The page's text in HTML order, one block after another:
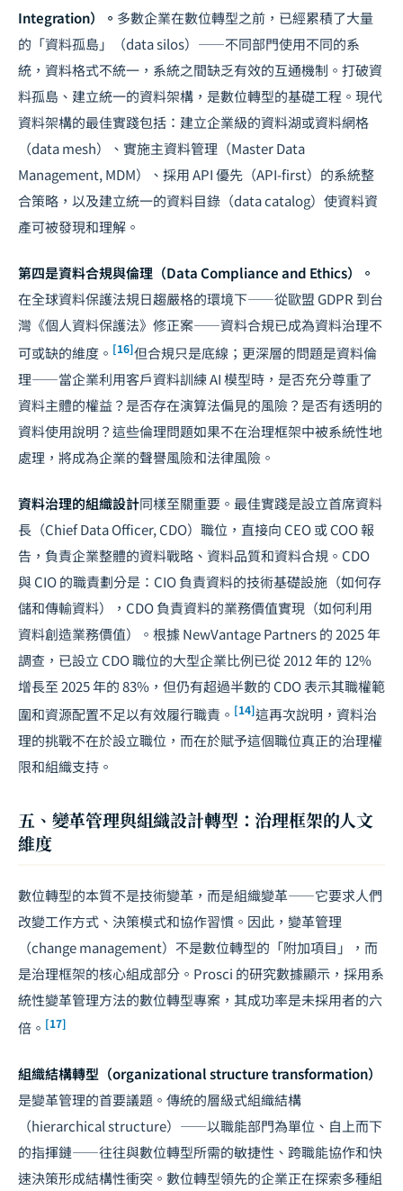
Integration）。 多數企業在數位轉型之前，已經累積了大量
的「資料孤島」（data silos）——不同部門使用不同的系
統，資料格式不統一，系統之間缺乏有效的互通機制。打破資
料孤島、建立統一的資料架構，是數位轉型的基礎工程。現代
資料架構的最佳實踐包括：建立企業級的資料湖或資料網格
（data mesh）、實施主資料管理（Master Data
Management, MDM）、採用 API 優先（API-first）的系統整
合策略，以及建立統一的資料目錄（data catalog）使資料資
產可被發現和理解。
第四是資料合規與倫理（Data Compliance and Ethics）。
在全球資料保護法規日趨嚴格的環境下——從歐盟 GDPR 到台
灣《個人資料保護法》修正案——資料合規已成為資料治理不
可或缺的維度。 [16]但合規只是底線；更深層的問題是資料倫
理——當企業利用客戶資料訓練 AI 模型時，是否充分尊重了
資料主體的權益？是否存在演算法偏見的風險？是否有透明的
資料使用說明？這些倫理問題如果不在治理框架中被系統性地
處理，將成為企業的聲譽風險和法律風險。
資料治理的組織設計同樣至關重要。最佳實踐是設立首席資料
長（Chief Data Officer, CDO）職位，直接向 CEO 或 COO 報
告，負責企業整體的資料戰略、資料品質和資料合規。CDO
與 CIO 的職責劃分是：CIO 負責資料的技術基礎設施（如何存
儲和傳輸資料），CDO 負責資料的業務價值實現（如何利用
資料創造業務價值）。根據 NewVantage Partners 的 2025 年
調查，已設立 CDO 職位的大型企業比例已從 2012 年的 12%
增長至 2025 年的 83%，但仍有超過半數的 CDO 表示其職權範
圍和資源配置不足以有效履行職責。 [14]這再次說明，資料治
理的挑戰不在於設立職位，而在於賦予這個職位真正的治理權
限和組織支持。
五、變革管理與組織設計轉型：治理框架的人文
維度
數位轉型的本質不是技術變革，而是組織變革——它要求人們
改變工作方式、決策模式和協作習慣。因此，變革管理
（change management）不是數位轉型的「附加項目」，而
是治理框架的核心組成部分。Prosci 的研究數據顯示，採用系
統性變革管理方法的數位轉型專案，其成功率是未採用者的六
倍。 [17]
組織結構轉型（organizational structure transformation）
是變革管理的首要議題。傳統的層級式組織結構
（hierarchical structure）——以職能部門為單位、自上而下
的指揮鏈——往往與數位轉型所需的敏捷性、跨職能協作和快
速決策形成結構性衝突。數位轉型領先的企業正在探索多種組